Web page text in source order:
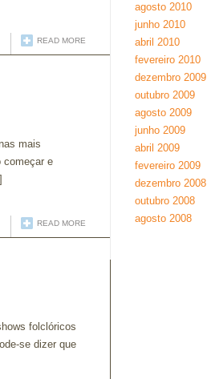
READ MORE
mais
começar e
READ MORE
folclóricos
se dizer que
agosto 2010
junho 2010
abril 2010
fevereiro 2010
dezembro 2009
outubro 2009
agosto 2009
junho 2009
abril 2009
fevereiro 2009
dezembro 2008
outubro 2008
agosto 2008